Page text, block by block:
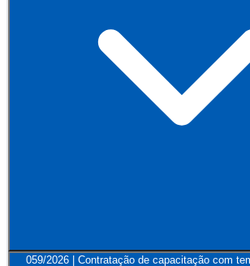
059/2026 | Contratação de capacitação com